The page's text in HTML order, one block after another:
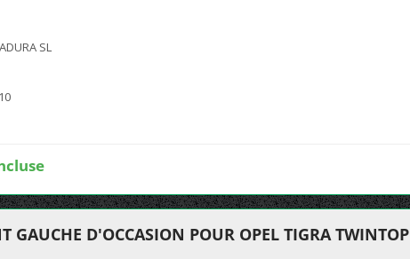
SL
GAUCHE D'OCCASION POUR OPEL TIGRA TWINTOP